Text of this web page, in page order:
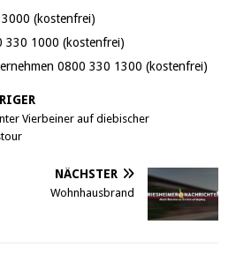
(kostenfrei)
330 1000 (kostenfrei)
0800 330 1300 (kostenfrei)
Vierbeiner auf diebischer
NÄCHSTER
Wohnhausbrand